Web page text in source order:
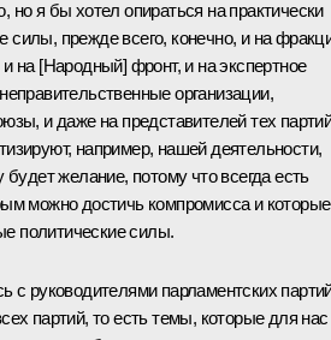
но я бы хотел опираться на практически
силы, прежде всего, конечно, и на
на [Народный] фронт, и на экспертное
организации,
и даже на представителей тех
например, нашей деятельности,
будет желание, потому что всегда есть
можно достичь компромисса и которые
политические силы.
с руководителями парламентских
партий, то есть темы, которые для нас